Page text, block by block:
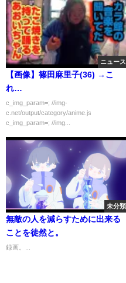
ニュース
【画像】篠田麻里子(36) →こ
れ…
c_img_param=; //img-
c.net/output/category/anime.js
c_img_param=; //img...
未分類
無敵の人を減らすために出来る
ことを徒然と。
録画。...